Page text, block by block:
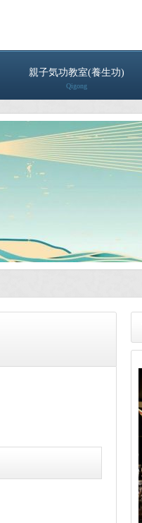
親子気功教室(養生功)
Qigong